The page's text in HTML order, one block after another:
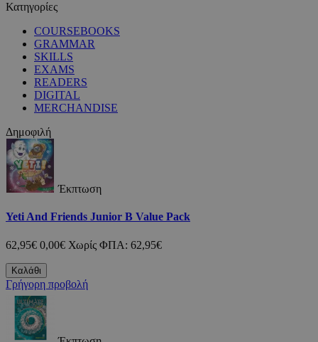
Κατηγορίες
COURSEBOOKS
GRAMMAR
SKILLS
EXAMS
READERS
DIGITAL
MERCHANDISE
Δημοφιλή
Έκπτωση
Yeti And Friends Junior B Value Pack
62,95€ 0,00€ Χωρίς ΦΠΑ: 62,95€
Καλάθι
Γρήγορη προβολή